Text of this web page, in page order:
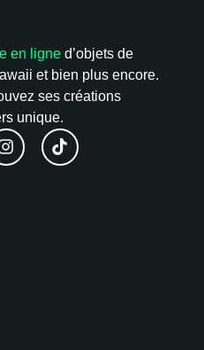
en ligne d’objets de
et bien plus encore.
ses créations
unique.